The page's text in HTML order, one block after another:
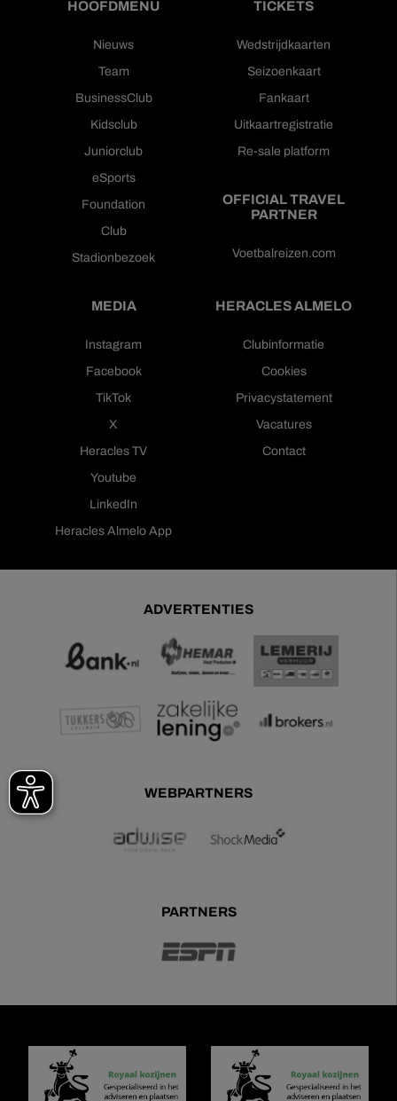
HOOFDMENU
Nieuws
Team
BusinessClub
Kidsclub
Juniorclub
eSports
Foundation
Club
Stadionbezoek
TICKETS
Wedstrijdkaarten
Seizoenkaart
Fankaart
Uitkaartregistratie
Re-sale platform
OFFICIAL TRAVEL
PARTNER
Voetbalreizen.com
MEDIA
Instagram
Facebook
TikTok
X
Heracles TV
Youtube
LinkedIn
Heracles Almelo App
HERACLES ALMELO
Clubinformatie
Cookies
Privacystatement
Vacatures
Contact
ADVERTENTIES
WEBPARTNERS
PARTNERS